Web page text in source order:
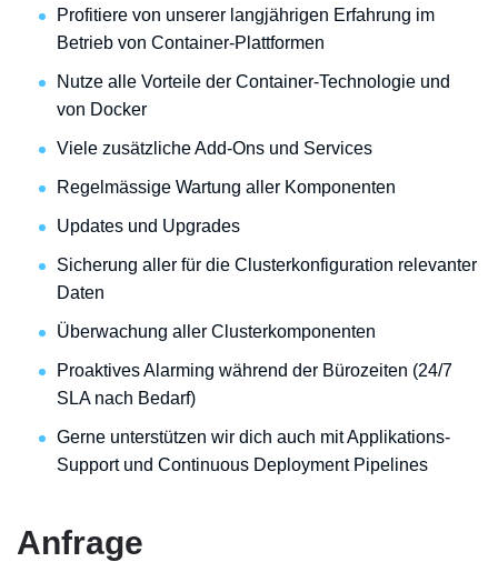
Profitiere von unserer langjährigen Erfahrung im
Betrieb von Container-Plattformen
Nutze alle Vorteile der Container-Technologie und
von Docker
Viele zusätzliche Add-Ons und Services
Regelmässige Wartung aller Komponenten
Updates und Upgrades
Sicherung aller für die Clusterkonfiguration relevanter
Daten
Überwachung aller Clusterkomponenten
Proaktives Alarming während der Bürozeiten (24/7
SLA nach Bedarf)
Gerne unterstützen wir dich auch mit Applikations-
Support und Continuous Deployment Pipelines
Anfrage